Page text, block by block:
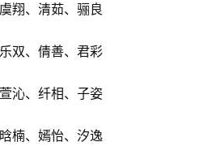
翔、清茹、骊良
双、倩善、君彩
沁、纤相、子姿
楠、嫣怡、汐逸